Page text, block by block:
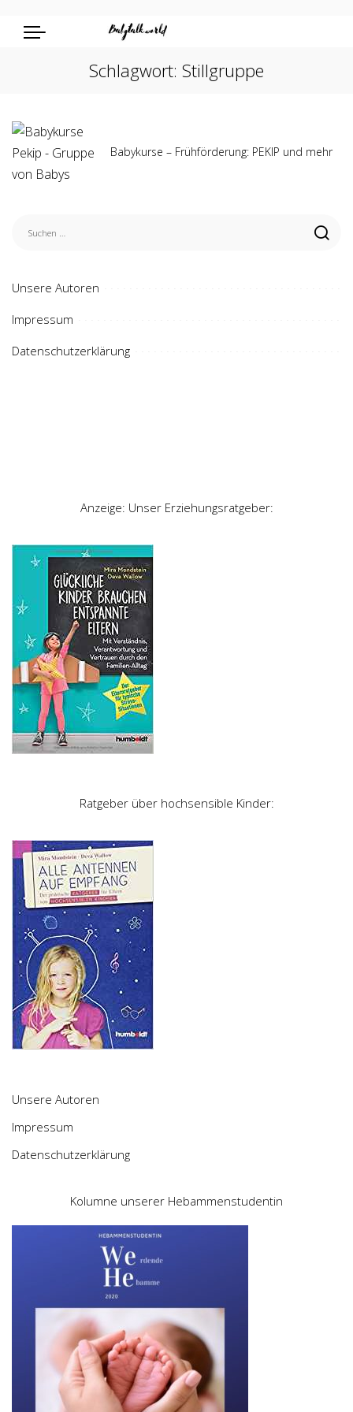
Schlagwort: Stillgruppe
Babykurse – Frühförderung: PEKIP und mehr
Unsere Autoren
Impressum
Datenschutzerklärung
Anzeige: Unser Erziehungsratgeber:
Ratgeber über hochsensible Kinder:
Unsere Autoren
Impressum
Datenschutzerklärung
Kolumne unserer Hebammenstudentin